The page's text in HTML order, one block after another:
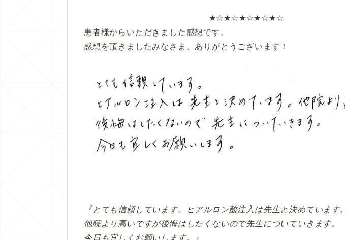
★☆★☆★☆★☆★☆
患者様からいただきました感想です。
感想を頂きましたみなさま、ありがとうございます！
『とても信頼しています。ヒアルロン酸注入は先生と決めています。
他院より高いですが後悔はしたくないので先生についていきます。
今日も宜しくお願いします。』